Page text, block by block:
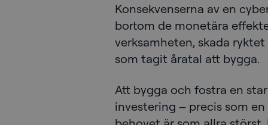
Konsekvenserna av en
bortom de monetära
verksamheten, skada
som tagit åratal att bygga.
Att bygga och fostra en
investering – precis som